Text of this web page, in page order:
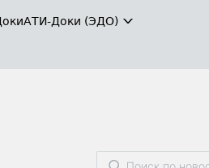
АТИ-Доки (ЭДО)